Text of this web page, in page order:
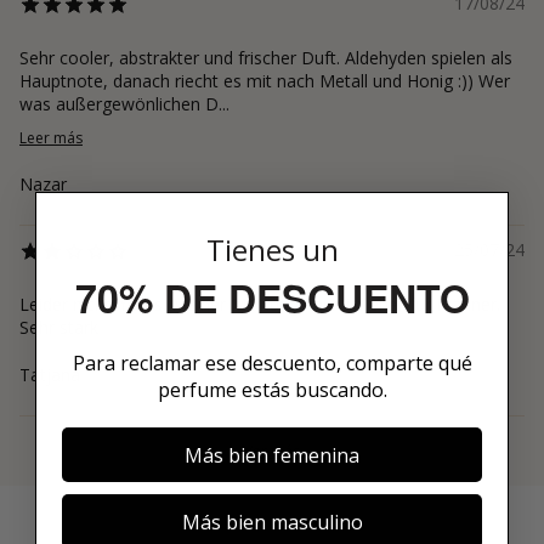
Sehr cooler, abstrakter und frischer Duft. Aldehyden spielen als
Hauptnote, danach riecht es mit nach Metall und Honig :)) Wer
was außergewönlichen D...
Leer más
Nazar
25/07/24
Leider nicht meins. Meiner Meinung nach ist eher für Männer.
Sehr stark
Tatjana
Ver más
Tienes un
70% DE DESCUENTO
Para reclamar ese descuento, comparte qué
perfume estás buscando.
Más bien femenina
Más bien masculino